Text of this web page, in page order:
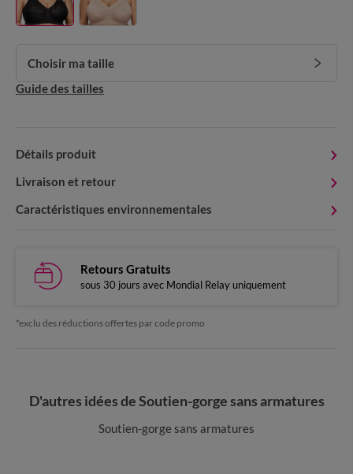
Choisir ma taille
Guide des tailles
Détails produit
Livraison et retour
Caractéristiques environnementales
Retours Gratuits
sous 30 jours avec Mondial Relay uniquement
*exclu des réductions offertes par code promo
D'autres idées de Soutien-gorge sans armatures
Soutien-gorge sans armatures